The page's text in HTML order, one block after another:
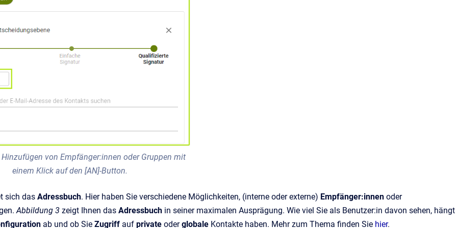
von Empfänger:innen oder Gruppen mit
einem Klick auf den [AN]-Button.
sich das Adressbuch. Hier haben Sie verschiedene Möglichkeiten, (interne oder externe) Empfänger:innen oder
Abbildung 3 zeigt Ihnen das Adressbuch in seiner maximalen Ausprägung. Wie viel Sie als Benutzer:in davon sehen, hängt
ab und ob Sie Zugriff auf private oderglobale Kontakte haben. Mehr zum Thema finden Sie hier.